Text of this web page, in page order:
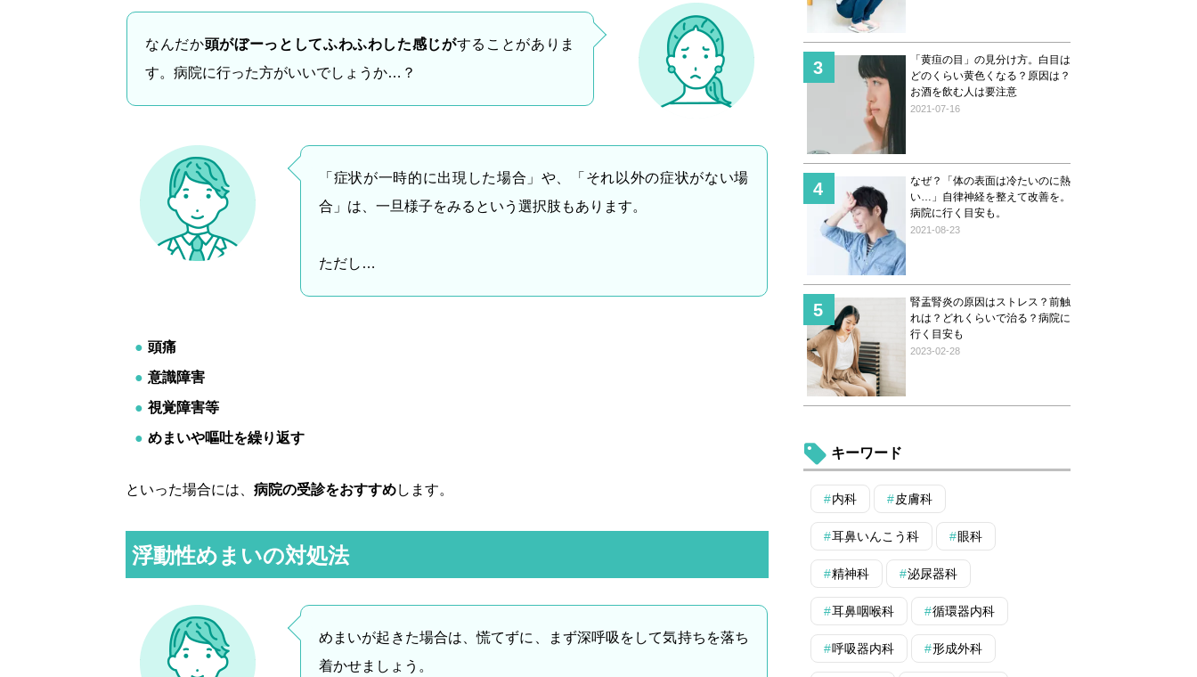
なんだか頭がぼーっとしてふわふわした感じがすることがありま
す。病院に行った方がいいでしょうか…？
「症状が一時的に出現した場合」や、「それ以外の症状がない場
合」は、一旦様子をみるという選択肢もあります。
ただし…
頭痛
意識障害
視覚障害等
めまいや嘔吐を繰り返す
といった場合には、 病院の受診をおすすめします。
浮動性めまいの対処法
めまいが起きた場合は、慌てずに、まず深呼吸をして気持ちを落ち
着かせましょう。
「黄疸の目」の見分け方。白目は
どのくらい黄色くなる？原因は？
お酒を飲む人は要注意
2021-07-16
なぜ？「体の表面は冷たいのに熱
い…」自律神経を整えて改善を。
病院に行く目安も。
2021-08-23
腎盂腎炎の原因はストレス？前触
れは？どれくらいで治る？病院に
行く目安も
2023-02-28
キーワード
内科 皮膚科
耳鼻いんこう科 眼科
精神科 泌尿器科
耳鼻咽喉科 循環器内科
呼吸器内科 形成外科